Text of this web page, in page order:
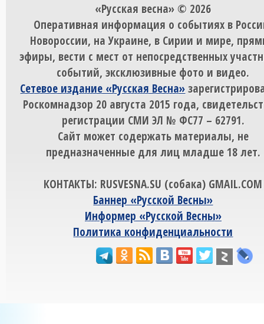
«Русская весна» © 2026
Оперативная информация о событиях в
Новороссии, на Украине, в Сирии и мире,
эфиры, вести с мест от непосредственных
событий, эксклюзивные фото и видео.
Сетевое издание «Русская Весна»
Роскомнадзор 20 августа 2015 года,
регистрации СМИ ЭЛ № ФС77 – 62791.
Сайт может содержать материалы, не
предназначенные для лиц младше 18 лет.
КОНТАКТЫ: RUSVESNA.SU (собака) GMAIL.COM
Баннер «Русской Весны»
Информер «Русской Весны»
Политика конфиденциальности